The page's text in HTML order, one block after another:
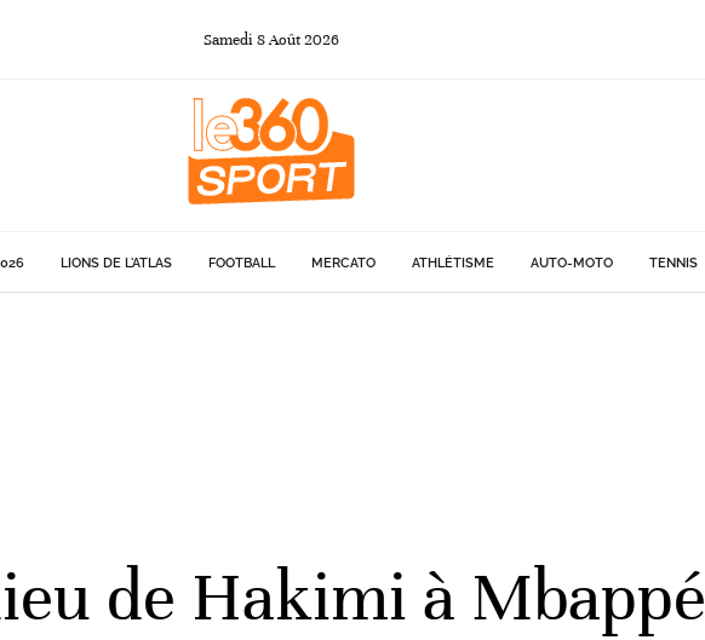
Samedi 8Août2026
LIONS DE L'ATLAS FOOTBALL MERCATO ATHLÉTISME AUTO-MOTO TENNIS
de Hakimi à Mbappé